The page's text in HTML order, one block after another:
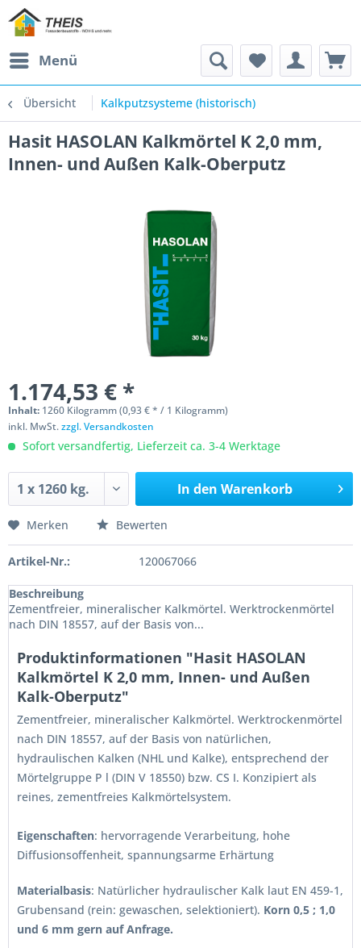
Menü
Übersicht Kalkputzsysteme (historisch)
Hasit HASOLAN Kalkmörtel K 2,0 mm,
Innen- und Außen Kalk-Oberputz
1.174,53 € *
Inhalt: 1260 Kilogramm (0,93 € * / 1 Kilogramm)
inkl. MwSt.zzgl. Versandkosten
Sofort versandfertig, Lieferzeit ca. 3-4 Werktage
In den Warenkorb
Merken Bewerten
Artikel-Nr.: 120067066
Beschreibung
Zementfreier, mineralischer Kalkmörtel. Werktrockenmörtel
nach DIN 18557, auf der Basis von...
Produktinformationen "Hasit HASOLAN
Kalkmörtel K 2,0 mm, Innen- und Außen
Kalk-Oberputz"
Zementfreier, mineralischer Kalkmörtel. Werktrockenmörtel
nach DIN 18557, auf der Basis von natürlichen,
hydraulischen Kalken (NHL und Kalke), entsprechend der
Mörtelgruppe P l (DIN V 18550) bzw. CS I. Konzipiert als
reines, zementfreies Kalkmörtelsystem.
Eigenschaften: hervorragende Verarbeitung, hohe
Diffusionsoffenheit, spannungsarme Erhärtung
Materialbasis: Natürlicher hydraulischer Kalk laut EN 459-1,
Grubensand (rein: gewaschen, selektioniert). Korn 0,5 ; 1,0
und 6 mm gern auf Anfrage.